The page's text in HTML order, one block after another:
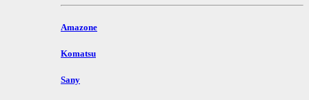
Amazone
Komatsu
Sany